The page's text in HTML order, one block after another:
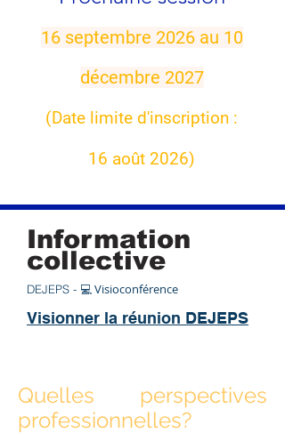
16 septembre 2026 au 10
décembre 2027
(Date limite d'inscription :
16 août 2026)
Information
collective
DEJEPS - 💻 Visioconférence
Visionner la réunion DEJEPS
Quelles perspectives
professionnelles?